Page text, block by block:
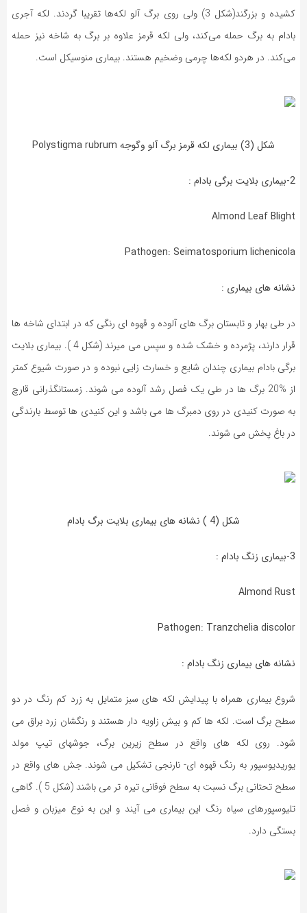
كشیده و بزرگند(شکل 3) ولی روی برگ آلو لكه‌ها تقریبا گردند. لكه آجری
بادام به برگ حمله می‌‌كند، ولی لكه قرمز علاوه بر برگ به شاخه نیز حمله
می‌كند. در هردو لكه‌ها چرمی وضخیم هستند. بیماری منوسیكل است.
شکل (3) بیماری لکه قرمز برگ آلو وگوجه Polystigma rubrum
2-بیماری بلایت برگی بادام :
Almond Leaf Blight
Pathogen: Seimatosporium lichenicola
نشانه های بیماری :
در طی بهار و تابستان برگ های آلوده و قهوه ای رنگی که در ابتدای شاخه ها
قرار دارند، پژمرده و خشک شده و سپس می میرند (شکل 4 ). بیماری بلایت
برگی بادام بیماری چندان شایع و خسارت زایی نبوده و در صورت شیوع کمتر
از %20 برگ ها در طی یک فصل رشد آلوده می شوند. زمستانگذرانی قارچ
به صورت کنیدی در روی دمبرگ ها می باشد و این کنیدی ها توسط بارندگی
در باغ پخش می شوند.
شکل (4 ) نشانه های بیماری بلایت برگ بادام
3-بیماری زنگ بادام :
Almond Rust
Pathogen: Tranzchelia discolor
نشانه های بیماری زنگ بادام :
شروع بیماری همراه با پیدایش لکه های سبز متمایل به زرد کم رنگ در دو
سطح برگ است. لکه ها کم و بیش زاویه دار هستند و رنگشان زرد براق می
شود. روی لکه های واقع در سطح زیرین برگ، جوشهای تیپ مولد
یوریدیوسپور به رنگ قهوه ای- نارنجی تشکیل می شوند. جش های واقع در
سطح تحتانی برگ نسبت به سطح فوقانی تیره تر می باشند (شکل 5 ). گاهی
تلیوسپورهای سیاه رنگ این بیماری می آیند و این به نوع میزبان و فصل
بستگی دارد.